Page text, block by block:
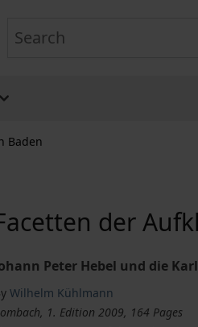
Baden
der
Peter Hebel und die
Wilhelm Kühlmann
1. Edition 2009, 164 Pages